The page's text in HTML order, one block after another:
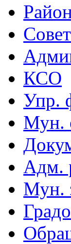
КСО
Упр.
Мун.
Адм.
Мун.